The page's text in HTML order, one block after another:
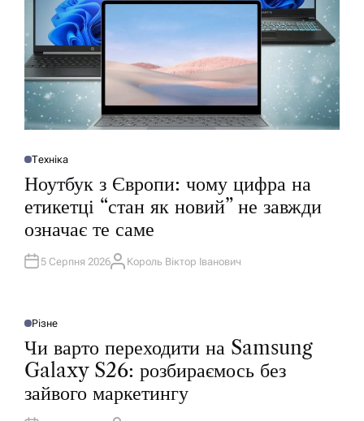
О
Л
К
У
А
Т
Техніка
Ноутбук з Європи: чому цифра на
етикетці “стан як новий” не завжди
означає те саме
5 Серпня 2026А
Король Віктор Іванович
О
У
Б
Л
К
У
Різне
Чи варто переходити на Samsung
Galaxy S26: розбираємось без
зайвого маркетингу